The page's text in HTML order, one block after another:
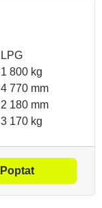
LPG
1 800 kg
4 770 mm
2 180 mm
3 170 kg
Poptat